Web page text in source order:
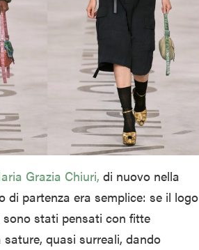
Grazia Chiuri, di nuovo nella
di partenza era semplice: se il logo
stati pensati con fitte
quasi surreali, dando